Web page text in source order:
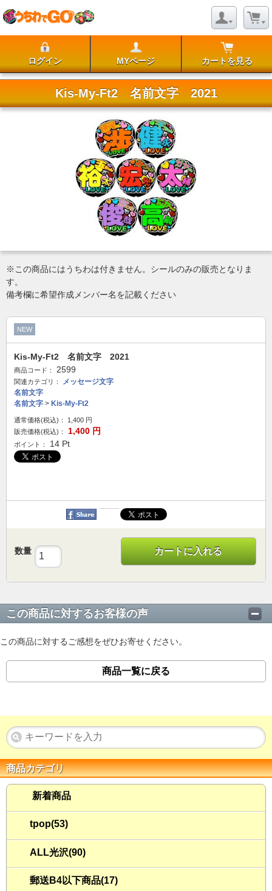
ログイン MYページ カートを見る
Kis-My-Ft2 名前文字 2021
※この商品にはうちわは付きません。シールのみの販売となりま
す。
備考欄に希望作成メンバー名を記載ください
NEW
Kis-My-Ft2 名前文字 2021
商品コード： 2599
関連カテゴリ：
メッセージ文字
名前文字
名前文字 > Kis-My-Ft2
通常価格(税込)： 1,400 円
販売価格(税込)：
1,400 円
ポイント： 14 Pt
数量 カートに入れる
この商品に対するお客様の声
この商品に対するご感想をぜひお寄せください。
商品一覧に戻る
商品カテゴリ
新着商品
tpop(53)
ALL光沢(90)
郵送B4以下商品(17)